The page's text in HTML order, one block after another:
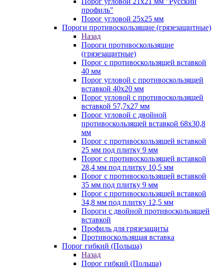
профиль"
Порог угловой 25х25 мм
Пороги противоскользящие (грязезащитные)
Назад
Пороги противоскользящие
(грязезащитные)
Порог с противоскользящей вставкой
40 мм
Порог угловой с противоскользящей
вставкой 40х20 мм
Порог угловой с противоскользящей
вставкой 57,7х27 мм
Порог угловой с двойной
противоскользящей вставкой 68х30,8
мм
Порог с противоскользящей вставкой
25 мм под плитку 9 мм
Порог с противоскользящей вставкой
28,4 мм под плитку 10,5 мм
Порог с противоскользящей вставкой
35 мм под плитку 9 мм
Порог с противоскользящей вставкой
34,8 мм под плитку 12,5 мм
Пороги с двойной противоскользящей
вставкой
Профиль для грязезащиты
Противоскользящая вставка
Порог гибкий (Польша)
Назад
Порог гибкий (Польша)